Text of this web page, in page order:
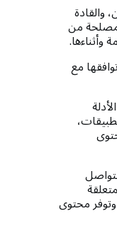
والقادة
من
مع
محتوى